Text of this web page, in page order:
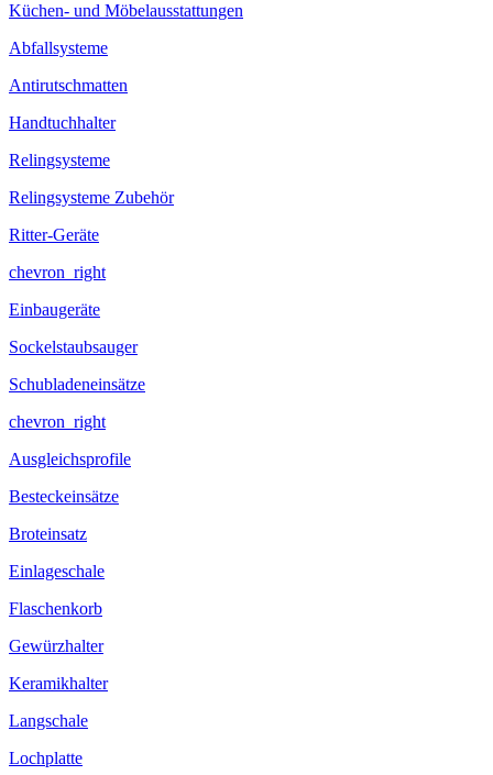
Küchen- und Möbelausstattungen
Abfallsysteme
Antirutschmatten
Handtuchhalter
Relingsysteme
Relingsysteme Zubehör
Ritter-Geräte
chevron_right
Einbaugeräte
Sockelstaubsauger
Schubladeneinsätze
chevron_right
Ausgleichsprofile
Besteckeinsätze
Broteinsatz
Einlageschale
Flaschenkorb
Gewürzhalter
Keramikhalter
Langschale
Lochplatte